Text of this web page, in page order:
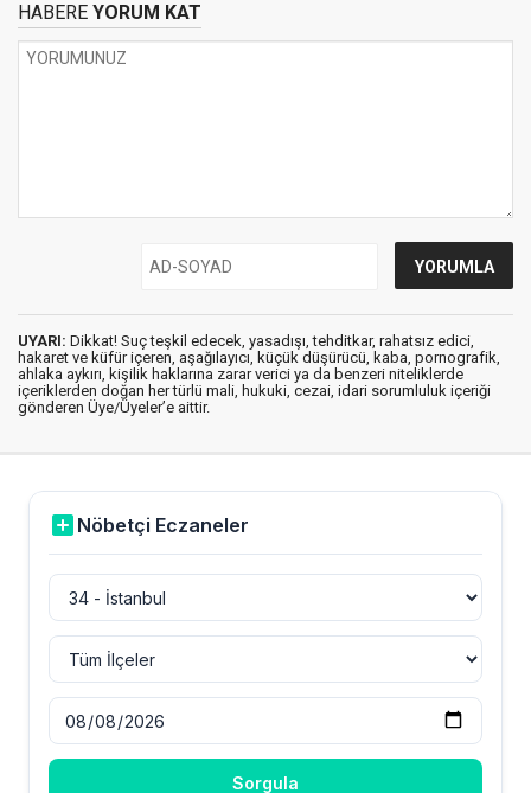
HABERE YORUM KAT
UYARI: Dikkat! Suç teşkil edecek, yasadışı, tehditkar, rahatsız edici,
hakaret ve küfür içeren, aşağılayıcı, küçük düşürücü, kaba, pornografik,
ahlaka aykırı, kişilik haklarına zarar verici ya da benzeri niteliklerde
içeriklerden doğan her türlü mali, hukuki, cezai, idari sorumluluk içeriği
gönderen Üye/Üyeler’e aittir.